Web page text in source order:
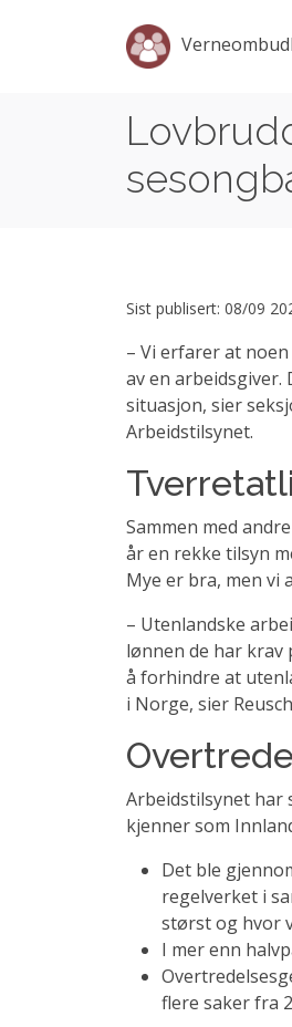
Sist publisert: 08/09
– Vi erfarer at
av en
situasjon, sier
Arbeidstilsynet.
Sammen med
år en rekke tilsyn
Mye er bra, men vi
– Utenlandske
lønnen de har krav
å forhindre at
i Norge, sier
Arbeidstilsynet har
kjenner som
Det ble
regelverket i
størst og hvor
I mer enn
flere saker fra